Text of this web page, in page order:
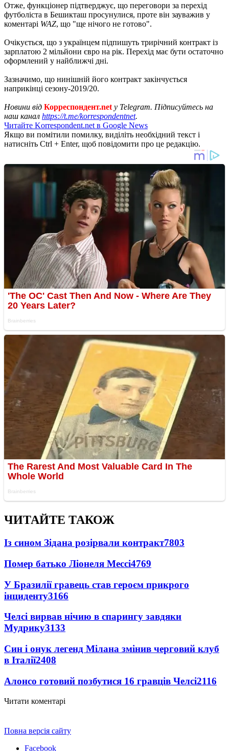
Отже, функціонер підтверджує, що переговори за перехід
футболіста в Бешикташ просунулися, проте він зауважив у
коментарі WAZ, що "ще нічого не готово".
Очікується, що з українцем підпишуть трирічний контракт із
зарплатою 2 мільйони євро на рік. Перехід має бути остаточно
оформлений у найближчі дні.
Зазначимо, що нинішній його контракт закінчується
наприкінці сезону-2019/20.
Новини від Корреспондент.net у Telegram. Підписуйтесь на
наш канал https://t.me/korrespondentnet.
Читайте Korrespondent.net в Google News
Якщо ви помітили помилку, виділіть необхідний текст і
натисніть Ctrl + Enter, щоб повідомити про це редакцію.
ЧИТАЙТЕ ТАКОЖ
Із сином Зідана розірвали контракт7803
Помер батько Ліонеля Мессі4769
У Бразилії гравець став героєм прикрого
інциденту3166
Челсі вирвав нічию в спарингу завдяки
Мудрику3133
Син і онук легенд Мілана змінив черговий клуб
в Італії2408
Алонсо готовий позбутися 16 гравців Челсі2116
Читати коментарі
Повна версія сайту
Facebook